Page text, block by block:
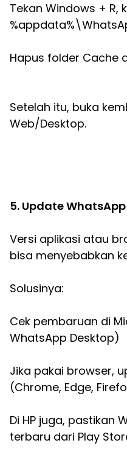
Tekan Windows + R,
Hapus folder Cache
Setelah itu, buka
Web/Desktop.
5. Update
Versi aplikasi atau
bisa menyebabkan
Solusinya:
Cek pembaruan di
WhatsApp Desktop)
Jika pakai browser,
(Chrome, Edge,
Di HP juga, pastikan
terbaru dari Play